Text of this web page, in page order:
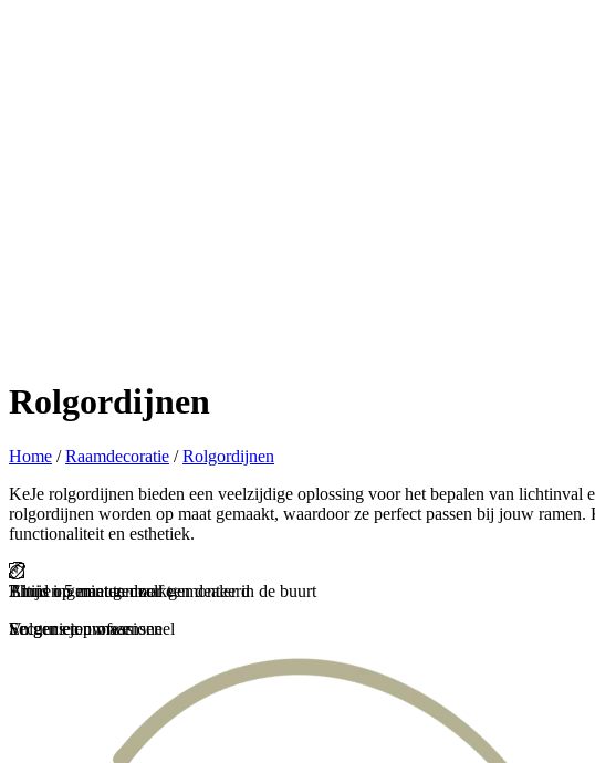
Rolgordijnen
Home / Raamdecoratie / Rolgordijnen
KeJe rolgordijnen bieden een veelzijdige oplossing voor het bepalen van
rolgordijnen worden op maat gemaakt, waardoor ze perfect passen bij jouw
functionaliteit en esthetiek.
Binnen 5 minuten zelf gemonteerd
En genieten maar
Thuis ingemeten door een dealer in de buurt
Secuur en professioneel
Altijd op maat gemaakt
Volgens jouw wensen